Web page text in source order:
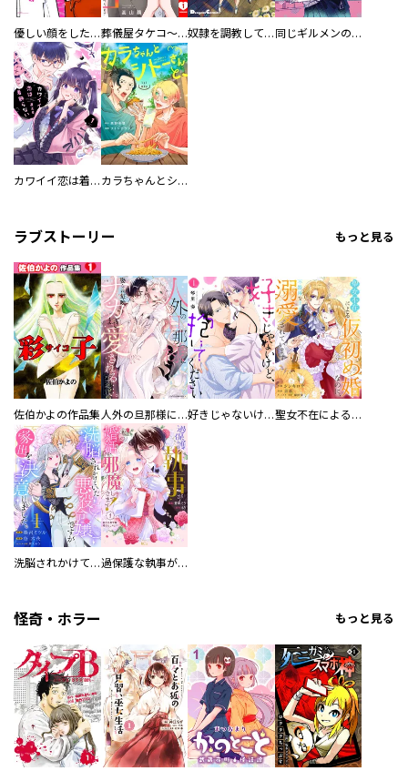
優しい顔をした親友は、夫と不倫して私の家に入り込んできた。 葬儀屋タケコ～あなたの最期、叶えます【電子単行本版】 奴隷を調教してハーレム作る 同じギルメンの声が好き
カワイイ恋は着飾らない カラちゃんとシトーさんと、 【分冊版】
ラブストーリー もっと見る
佐伯かよの作品集 人外の旦那様に娶られ毎晩ナカまで愛される…。アンソロジー 好きじゃないけど、抱いてください【電子単行本版／特典おまけ付き】 聖女不在による仮初め婚なのに、不器用な王太子に溺愛されています【電子単行本版／特典おまけ付き】
洗脳されかけていた悪役令嬢ですが家出を決意しました。【電子単行本版／特典おまけ付き】 過保護な執事が私の婚活を邪魔してきます！ 分冊版
怪奇・ホラー もっと見る